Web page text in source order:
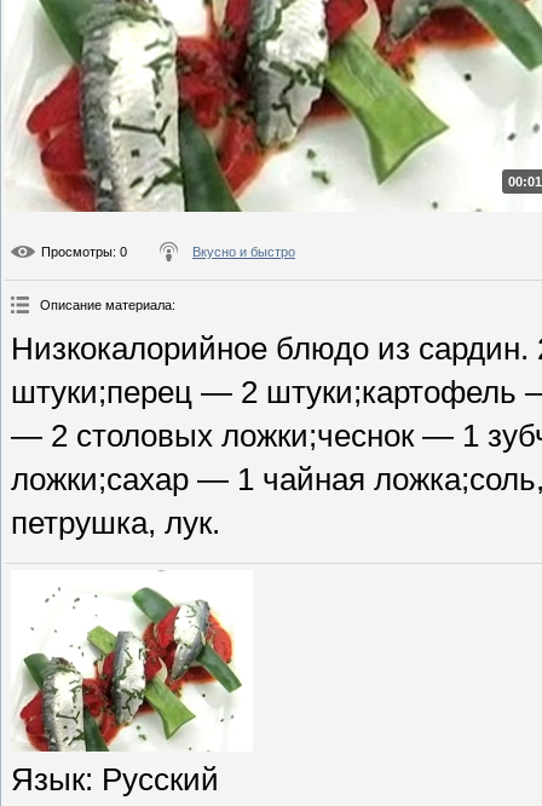
Просмотры: 0 Вкусно и быстро
Описание материала:
Низкокалорийное блюдо из
штуки;перец — 2 штуки;картофель
— 2 столовых ложки;чеснок — 1
ложки;сахар — 1 чайная
петрушка, лук.
Язык: Русский